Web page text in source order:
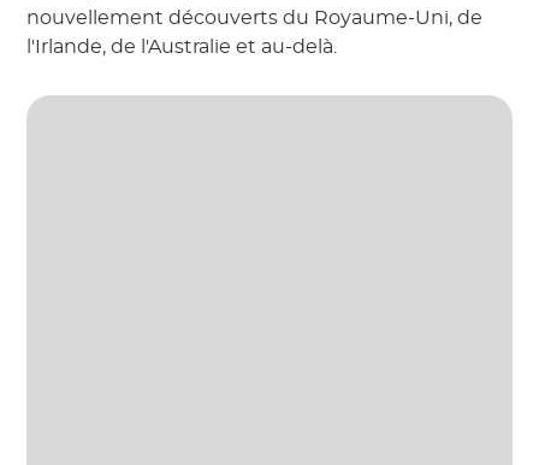
nouvellement découverts du Royaume-Uni, de
l'Irlande, de l'Australie et au-delà.